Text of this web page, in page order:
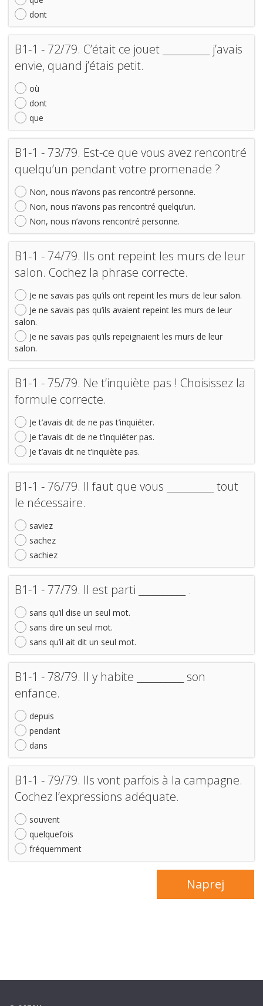
dont
B1-1 - 72/79. C’était ce jouet __________ j’avais
envie, quand j’étais petit.
où
dont
que
B1-1 - 73/79. Est-ce que vous avez rencontré
quelqu’un pendant votre promenade ?
Non, nous n’avons pas rencontré personne.
Non, nous n’avons pas rencontré quelqu’un.
Non, nous n’avons rencontré personne.
B1-1 - 74/79. Ils ont repeint les murs de leur
salon. Cochez la phrase correcte.
Je ne savais pas qu’ils ont repeint les murs de leur salon.
Je ne savais pas qu’ils avaient repeint les murs de leur
salon.
Je ne savais pas qu’ils repeignaient les murs de leur
salon.
B1-1 - 75/79. Ne t’inquiète pas ! Choisissez la
formule correcte.
Je t’avais dit de ne pas t’inquiéter.
Je t’avais dit de ne t’inquiéter pas.
Je t’avais dit ne t’inquiète pas.
B1-1 - 76/79. Il faut que vous __________ tout
le nécessaire.
saviez
sachez
sachiez
B1-1 - 77/79. Il est parti __________ .
sans qu’il dise un seul mot.
sans dire un seul mot.
sans qu’il ait dit un seul mot.
B1-1 - 78/79. Il y habite __________ son
enfance.
depuis
pendant
dans
B1-1 - 79/79. Ils vont parfois à la campagne.
Cochez l’expressions adéquate.
souvent
quelquefois
fréquemment